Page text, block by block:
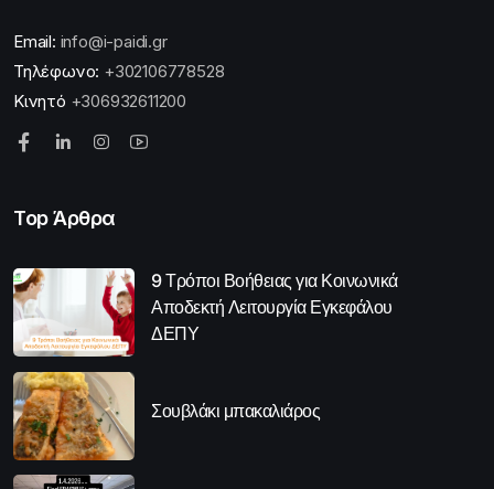
Email: info@i-paidi.gr
Τηλέφωνο: +302106778528
Κινητό +306932611200
Top Άρθρα
9 Τρόποι Βοήθειας για Κοινωνικά
Αποδεκτή Λειτουργία Εγκεφάλου
ΔΕΠΥ
Σουβλάκι μπακαλιάρος